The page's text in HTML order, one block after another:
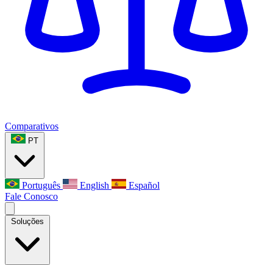
Comparativos
PT
Português English
Español
Fale Conosco
Soluções